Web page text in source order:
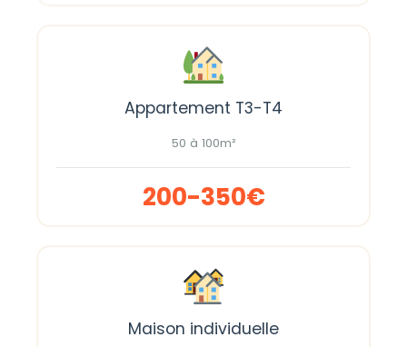
Appartement T3-T4
50 à 100m²
200-350€
Maison individuelle